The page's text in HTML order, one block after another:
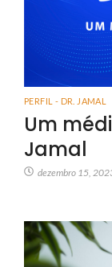
PERFIL - DR. JAMAL
Um
Jamal
dezembro 15,